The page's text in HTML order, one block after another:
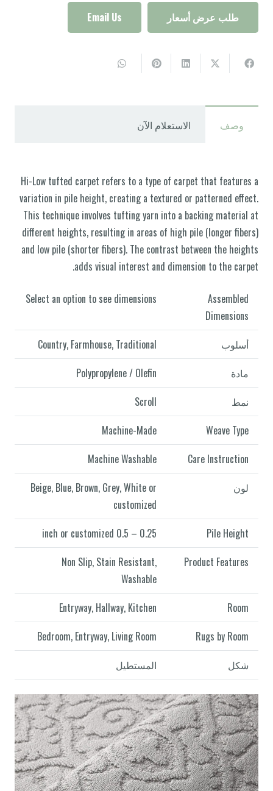
طلب عرض أسعار Email Us
وصف الاستعلام الآن
Hi-Low tufted carpet refers to a type of carpet that features a
variation in pile height, creating a textured or patterned effect.
This technique involves tufting yarn into a backing material at
different heights, resulting in areas of high pile (longer fibers)
and low pile (shorter fibers). The contrast between the heights
adds visual interest and dimension to the carpet.
Assembled
Dimensions
Select an option to see dimensions
أسلوب
Country, Farmhouse, Traditional
مادة
Polypropylene / Olefin
نمط
Scroll
Weave Type
Machine-Made
Care Instruction
Machine Washable
لون
Beige, Blue, Brown, Grey, White or
customized
Pile Height
0.25 – 0.5 inch or customized
Product Features
Non Slip, Stain Resistant,
Washable
Room
Entryway, Hallway, Kitchen
Rugs by Room
Bedroom, Entryway, Living Room
شكل
المستطيل